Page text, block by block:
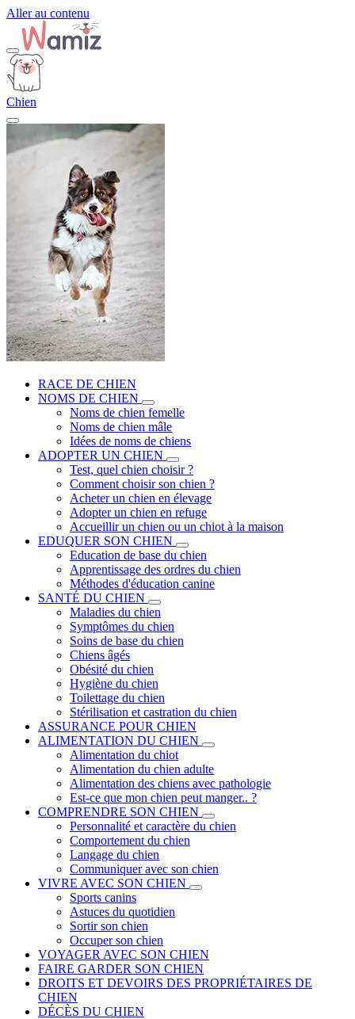
Aller au contenu
Chien
RACE DE CHIEN
NOMS DE CHIEN
Noms de chien femelle
Noms de chien mâle
Idées de noms de chiens
ADOPTER UN CHIEN
Test, quel chien choisir ?
Comment choisir son chien ?
Acheter un chien en élevage
Adopter un chien en refuge
Accueillir un chien ou un chiot à la maison
EDUQUER SON CHIEN
Education de base du chien
Apprentissage des ordres du chien
Méthodes d'éducation canine
SANTÉ DU CHIEN
Maladies du chien
Symptômes du chien
Soins de base du chien
Chiens âgés
Obésité du chien
Hygiène du chien
Toilettage du chien
Stérilisation et castration du chien
ASSURANCE POUR CHIEN
ALIMENTATION DU CHIEN
Alimentation du chiot
Alimentation du chien adulte
Alimentation des chiens avec pathologie
Est-ce que mon chien peut manger.. ?
COMPRENDRE SON CHIEN
Personnalité et caractère du chien
Comportement du chien
Langage du chien
Communiquer avec son chien
VIVRE AVEC SON CHIEN
Sports canins
Astuces du quotidien
Sortir son chien
Occuper son chien
VOYAGER AVEC SON CHIEN
FAIRE GARDER SON CHIEN
DROITS ET DEVOIRS DES PROPRIÉTAIRES DE
CHIEN
DÉCÈS DU CHIEN